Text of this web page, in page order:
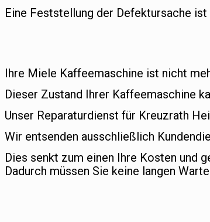
Eine Feststellung der Defektursache
Ihre Miele Kaffeemaschine ist nicht
Dieser Zustand Ihrer Kaffeemaschine
Unser Reparaturdienst für Kreuzrath
Wir entsenden ausschließlich
Dies senkt zum einen Ihre Kosten und
Dadurch müssen Sie keine langen